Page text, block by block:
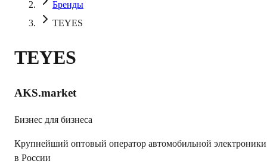
Бренды
TEYES
TEYES
AKS.market
Бизнес для бизнеса
Крупнейший оптовый оператор автомобильной электроники
в России